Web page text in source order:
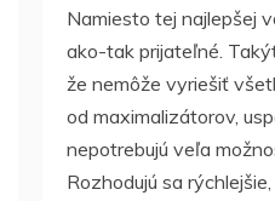
Namiesto tej najlepšej
ako-tak prijateľné.
že nemôže vyriešiť
od maximalizátorov,
nepotrebujú veľa
Rozhodujú sa